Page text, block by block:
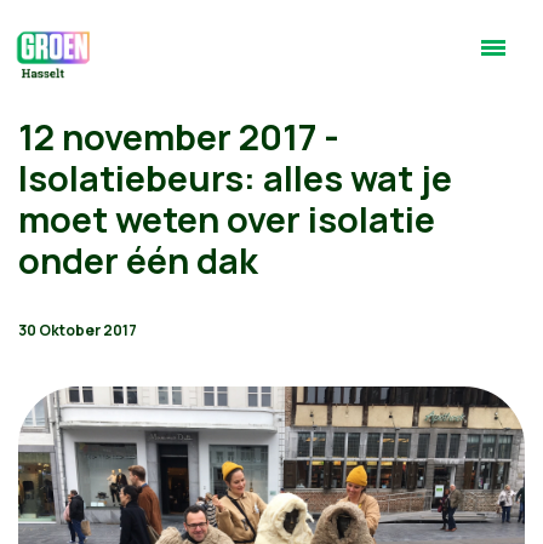
12 november 2017 -
Isolatiebeurs: alles wat je
moet weten over isolatie
onder één dak
30 Oktober 2017